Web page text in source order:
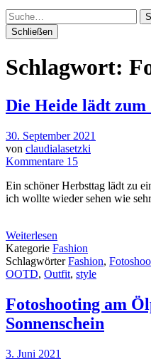
Suche
Schließen
Schlagwort:
Die Heide lädt zum
30. September 2021
von claudialasetzki
Kommentare 15
Ein schöner Herbsttag lädt zu
ich wollte wieder sehen wie
Weiterlesen
Kategorie Fashion
SchlagwörterFashion,
OOTD, Outfit, style
Fotoshooting am
Sonnenschein
3. Juni 2021